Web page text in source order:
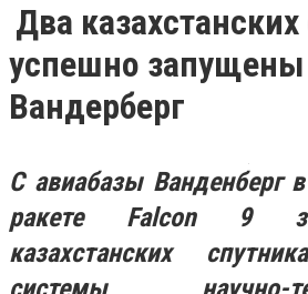
Два
успешно запущены
Вандерберг
С авиабазы Ванденберг
ракете Falcon 9
казахстанских